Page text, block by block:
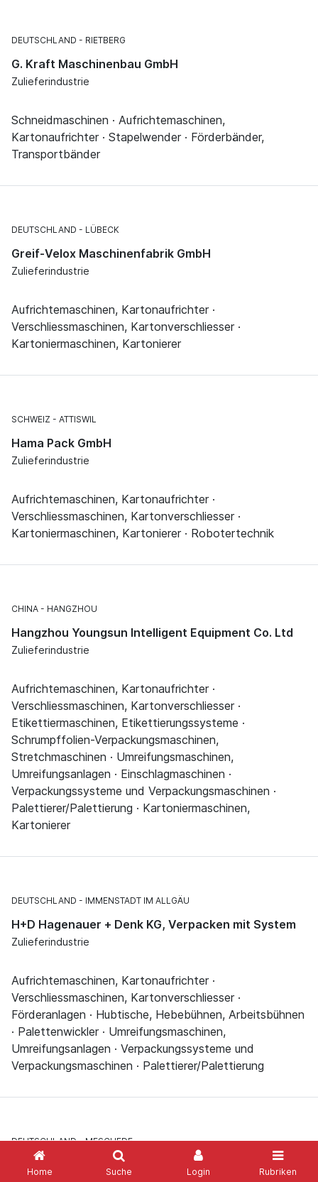
Home Suche Login Rubriken
DEUTSCHLAND RIETBERG
G. Kraft Maschinenbau GmbH
Zulieferindustrie
Schneidmaschinen · Aufrichtemaschinen,
Kartonaufrichter · Stapelwender · Förderbänder,
Transportbänder
DEUTSCHLAND LÜBECK
Greif-Velox Maschinenfabrik GmbH
Zulieferindustrie
Aufrichtemaschinen, Kartonaufrichter ·
Verschliessmaschinen, Kartonverschliesser ·
Kartoniermaschinen, Kartonierer
SCHWEIZ ATTISWIL
Hama Pack GmbH
Zulieferindustrie
Aufrichtemaschinen, Kartonaufrichter ·
Verschliessmaschinen, Kartonverschliesser ·
Kartoniermaschinen, Kartonierer · Robotertechnik
CHINA HANGZHOU
Hangzhou Youngsun Intelligent Equipment Co. Ltd
Zulieferindustrie
Aufrichtemaschinen, Kartonaufrichter ·
Verschliessmaschinen, Kartonverschliesser ·
Etikettiermaschinen, Etikettierungssysteme ·
Schrumpffolien-Verpackungsmaschinen,
Stretchmaschinen · Umreifungsmaschinen,
Umreifungsanlagen · Einschlagmaschinen ·
Verpackungssysteme und Verpackungsmaschinen ·
Palettierer/Palettierung · Kartoniermaschinen,
Kartonierer
DEUTSCHLAND IMMENSTADT IM ALLGÄU
H+D Hagenauer + Denk KG, Verpacken mit System
Zulieferindustrie
Aufrichtemaschinen, Kartonaufrichter ·
Verschliessmaschinen, Kartonverschliesser ·
Förderanlagen · Hubtische, Hebebühnen, Arbeitsbühnen
· Palettenwickler · Umreifungsmaschinen,
Umreifungsanlagen · Verpackungssysteme und
Verpackungsmaschinen · Palettierer/Palettierung
DEUTSCHLAND MESCHEDE
Heripack Verpackungsmaschinen GmbH & Co KG